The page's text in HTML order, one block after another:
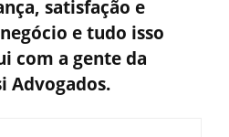
satisfação e
e tudo isso
com a gente da
Advogados.